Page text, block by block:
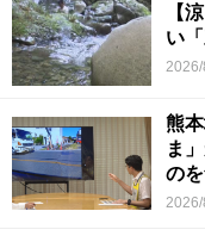
【
い
熊
ま
の